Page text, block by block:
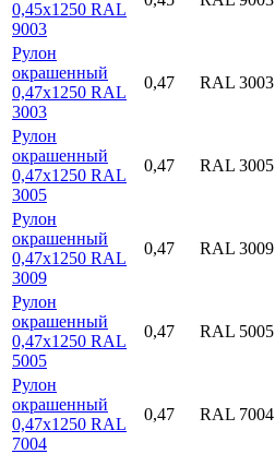
0,45х1250 RAL
9003
Рулон
окрашенный
0,47х1250 RAL
3003
0,47 RAL 3003
Рулон
окрашенный
0,47х1250 RAL
3005
0,47 RAL 3005
Рулон
окрашенный
0,47х1250 RAL
3009
0,47 RAL 3009
Рулон
окрашенный
0,47х1250 RAL
5005
0,47 RAL 5005
Рулон
окрашенный
0,47х1250 RAL
7004
0,47 RAL 7004